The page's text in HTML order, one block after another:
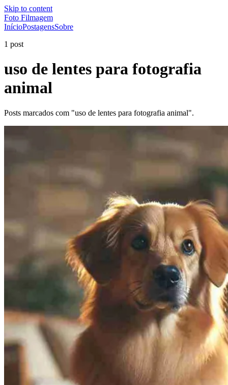
Skip to content
Foto Filmagem
InícioPostagensSobre
1 post
uso de lentes para fotografia
animal
Posts marcados com "uso de lentes para fotografia animal".